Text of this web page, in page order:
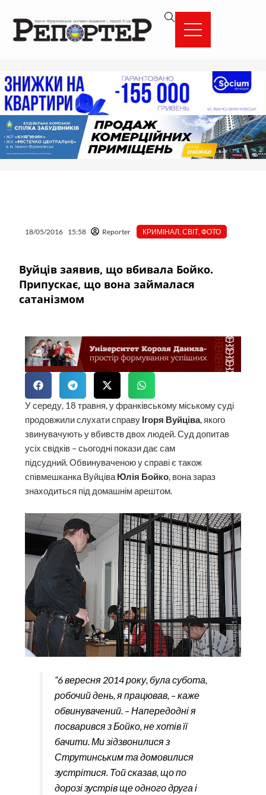
вмісту
18/05/2016 15:58 Reporter КРИМІНАЛ ,СВІТ ,ФОТО
Вуйців заявив, що вбивала Бойко.
Припускає, що вона займалася
сатанізмом
У середу, 18 травня, у франківському міському суді
продовжили слухати справу Ігоря Вуйціва, якого
звинувачують у вбивств двох людей. Суд допитав
усіх свідків – сьогодні покази дає сам
підсудний. Обвинуваченою у справі є також
співмешканка Вуйціва Юлія Бойко, вона зараз
знаходиться під домашнім арештом.
“6 вересня 2014 року, була субота,
робочий день, я працював, – каже
обвинувачений. – Напередодні я
посварився з Бойко, не хотів її
бачити. Ми зідзвонилися з
Струтинським та домовилися
зустрітися. Той сказав, що по
дорозі зустрів ще одного друга і